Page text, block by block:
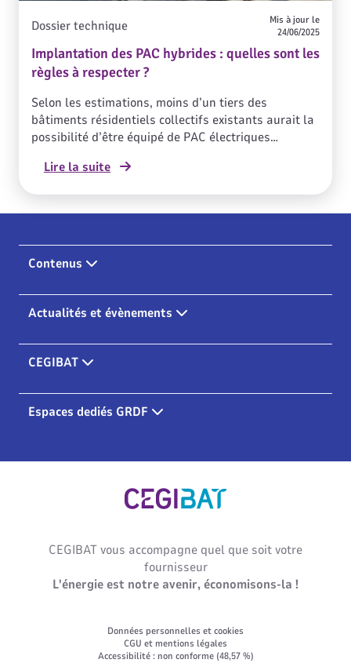
Implantation des PAC hybrides : quelles sont les
règles à respecter ?
Dossier technique
Mis à jour le
24/06/2025
Selon les estimations, moins d’un tiers des
bâtiments résidentiels collectifs existants aurait la
possibilité d’être équipé de PAC électriques
disponibles en toiture ou sur la parcelle. Ce chiffre
puissance des PAC à ces contextes, les PAC
hybrides permettent d’augmenter la part du parc
faire un pas de plus dans sa décarbonation.
Lire la suite
Contenus
Actualités et évènements
CEGIBAT
Espaces dediés GRDF
Cegibat, accueil
CEGIBAT vous accompagne quel que soit votre
fournisseur
L'énergie est notre avenir, économisons-la !
Données personnelles et cookies
CGU et mentions légales
Accessibilité : non conforme (48,57 %)